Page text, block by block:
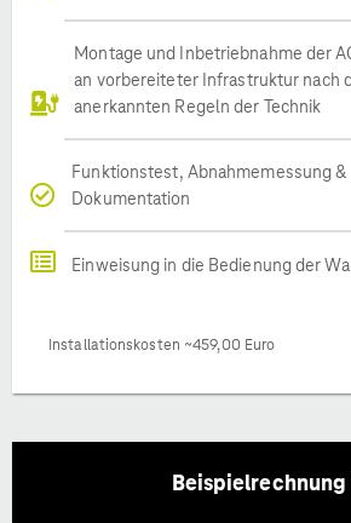
Montage und Inbetriebnahme der
an vorbereiteter Infrastruktur nach
anerkannten Regeln der Technik
Funktionstest, Abnahmemessung &
Dokumentation
Einweisung in die Bedienung der
Installationskosten ~459,00 Euro
Beispielrechnung